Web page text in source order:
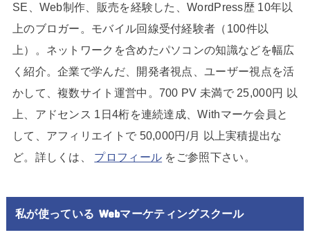
SE、Web制作、販売を経験した、WordPress歴 10年以
上のブロガー。モバイル回線受付経験者（100件以
上）。ネットワークを含めたパソコンの知識などを幅広
く紹介。企業で学んだ、開発者視点、ユーザー視点を活
かして、複数サイト運営中。700 PV 未満で 25,000円 以
上、アドセンス 1日4桁を連続達成、Withマーケ会員と
して、アフィリエイトで 50,000円/月 以上実積提出な
ど。詳しくは、 プロフィール をご参照下さい。
私が使っている Webマーケティングスクール